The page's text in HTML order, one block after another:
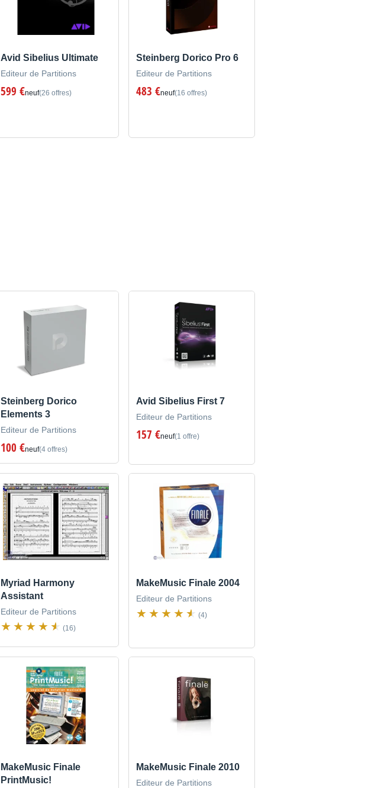
Avid Sibelius Ultimate
Editeur de Partitions
599 €neuf(26 offres)
Steinberg Dorico Pro 6
Editeur de Partitions
483 €neuf(16 offres)
Steinberg Dorico
Elements 3
Editeur de Partitions
100 €neuf(4 offres)
Avid Sibelius First 7
Editeur de Partitions
157 €neuf(1 offre)
Myriad Harmony
Assistant
Editeur de Partitions
(16)
MakeMusic Finale 2004
Editeur de Partitions
(4)
MakeMusic Finale
PrintMusic!
MakeMusic Finale 2010
Editeur de Partitions